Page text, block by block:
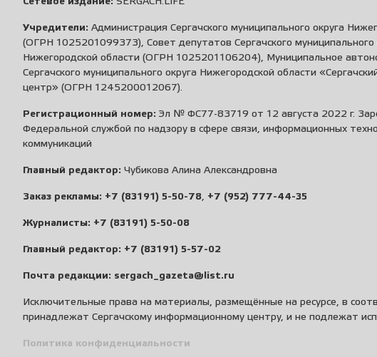
Учредители: Администрация Сергачского муниципального округа
(ОГРН 1025201099373), Совет депутатов Сергачского муниципального
Нижегородской области (ОГРН 1025201106204), Муниципальное
Сергачского муниципального округа Нижегородской области
центр» (ОГРН 1245200012067).
Регистрационный номер: Эл № ФС77-83719 от 12 августа 2022 г.
Федеральной службой по надзору в сфере связи, информационных
коммуникаций
Главный редактор: Чубикова Алина Александровна
Заказ рекламы: +7 (83191) 5-50-78, +7 (952) 777-44-35
Журналисты: +7 (83191) 5-50-08
Главный редактор: +7 (83191) 5-57-02
Почта редакции: sergach_gazeta@list.ru
Исключительные права на материалы, размещённые на ресурсе, в
принадлежат Сергачскому информационному центру, и не подлежат
Политика конфиденциальности